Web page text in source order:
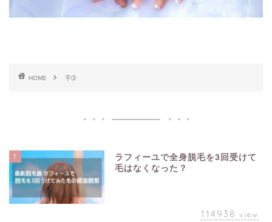
HOME 手➂
1
ラフィーユで全身脱毛を3回受けて
毛はなくなった？
114938 view